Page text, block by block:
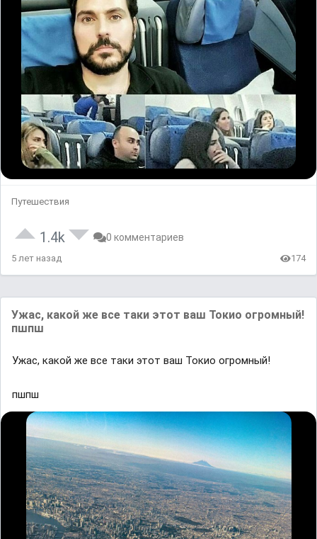
Путешествия
1.4k 0 комментариев
5 лет назад 174
Ужас, какой же все таки этот ваш Токиo огромный!
пшпш
Ужас, какой же все таки этот ваш Токиo огромный!
пшпш